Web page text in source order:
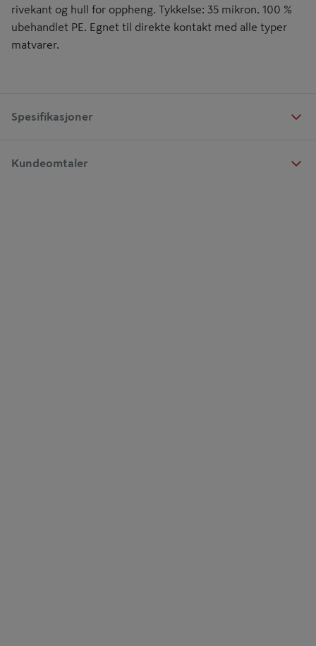
rivekant og hull for oppheng. Tykkelse: 35 mikron. 100 %
ubehandlet PE. Egnet til direkte kontakt med alle typer
matvarer.
Spesifikasjoner
Kundeomtaler